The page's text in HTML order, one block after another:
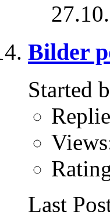
Bilder
Started
Last